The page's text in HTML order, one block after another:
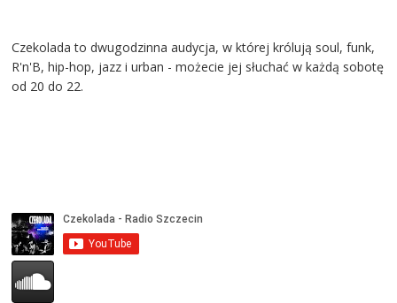
Czekolada to dwugodzinna audycja, w której królują soul, funk,
R'n'B, hip-hop, jazz i urban - możecie jej słuchać w każdą sobotę
od 20 do 22.